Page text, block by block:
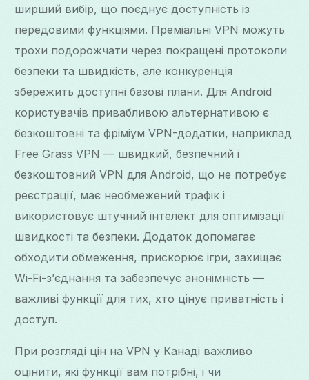
ширший вибір, що поєднує доступність із
передовими функціями. Преміальні VPN можуть
трохи подорожчати через покращені протоколи
безпеки та швидкість, але конкуренція
збережить доступні базові плани. Для Android
користувачів привабливою альтернативою є
безкоштовні та фріміум VPN-додатки, наприклад
Free Grass VPN — швидкий, безпечний і
безкоштовний VPN для Android, що не потребує
реєстрації, має необмежений трафік і
використовує штучний інтелект для оптимізації
швидкості та безпеки. Додаток допомагає
обходити обмеження, прискорює ігри, захищає
Wi-Fi-з’єднання та забезпечує анонімність —
важливі функції для тих, хто цінує приватність і
доступ.
При розгляді цін на VPN у Канаді важливо
оцінити, які функції вам потрібні, і чи